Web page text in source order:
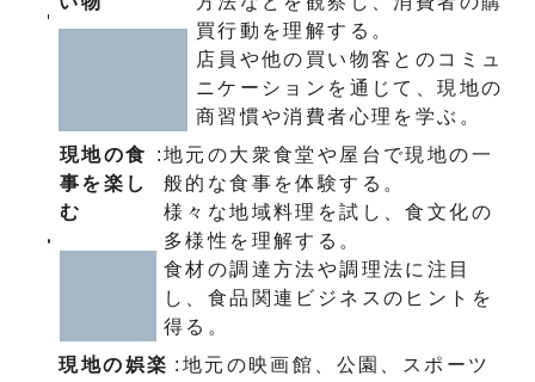
買行動を理解する。
店員や他の買い物客とのコミュ
ニケーションを通じて、現地の
商習慣や消費者心理を学ぶ。
現地の食
事を楽し
む
:地元の大衆食堂や屋台で現地の一
般的な食事を体験する。
様々な地域料理を試し、食文化の
多様性を理解する。
食材の調達方法や調理法に注目
し、食品関連ビジネスのヒントを
得る。
現地の娯楽 : 地元の映画館、公園、スポーツ